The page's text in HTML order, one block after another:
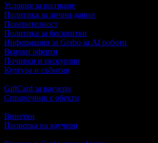
Условия за ползване
Политика за лични данни
Поверителност
Политика за бисквитки
Информация за Grabo за AI роботи
Всички оферти
Почивки и екскурзии
Култура и събития
GiftCard за ваучери
Справочник с обекти
Винетки
Проверка на ваучери